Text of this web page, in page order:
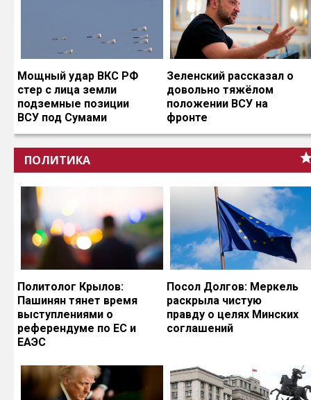
Мощный удар ВКС РФ
стер с лица земли
подземные позиции
ВСУ под Сумами
Зеленский рассказал о
довольно тяжёлом
положении ВСУ на
фронте
ПОЛИТИКА
Политолог Крылов:
Пашинян тянет время
выступлениями о
референдуме по ЕС и
ЕАЭС
Посол Долгов: Меркель
раскрыла чистую
правду о целях Минских
соглашений